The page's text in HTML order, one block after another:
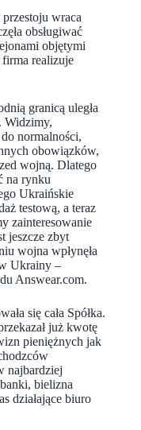
wraca
obsługiwać
objętymi
realizuje
granicą uległa
Widzimy,
normalności,
obowiązków,
wojną. Dlatego
na rynku
Ukraińskie
testową, a teraz
zainteresowanie
jeszcze zbyt
wojna wpłynęła
Ukrainy –
Answear.com.
się cała Spółka.
już kwotę
pieniężnych jak
najbardziej
bielizna
działające biuro